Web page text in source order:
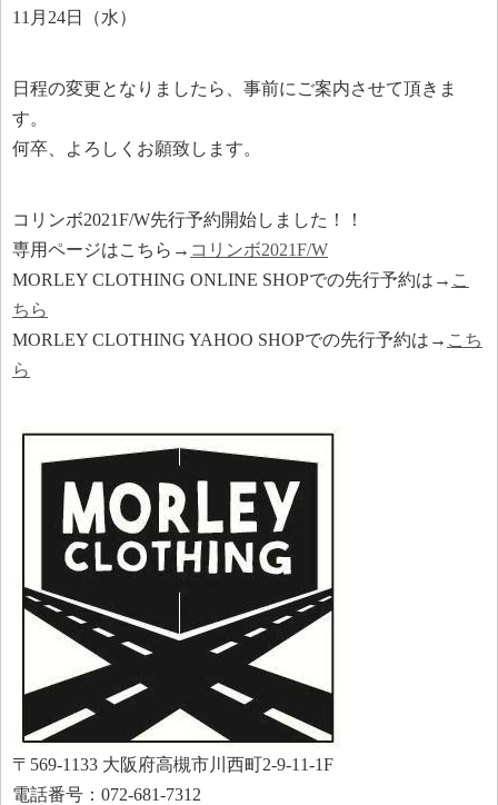
11月24日（水）
日程の変更となりましたら、事前にご案内させて頂きま
す。
何卒、よろしくお願致します。
コリンボ2021F/W先行予約開始しました！！
専用ページはこちら→ コリンボ2021F/W
MORLEY CLOTHING ONLINE SHOPでの先行予約は→ こ
ちら
MORLEY CLOTHING YAHOO SHOPでの先行予約は→ こち
ら
〒569-1133 大阪府高槻市川西町2-9-11-1F
電話番号：072-681-7312